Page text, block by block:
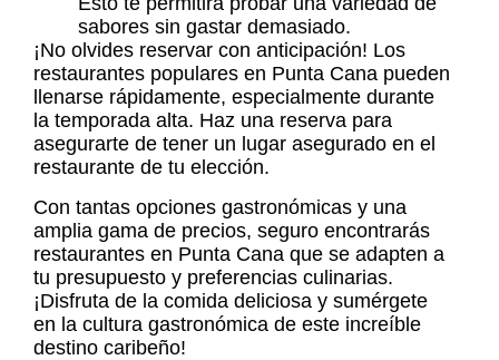
sabores sin gastar demasiado.
¡No olvides reservar con anticipación! Los
restaurantes populares en Punta Cana pueden
llenarse rápidamente, especialmente durante
la temporada alta. Haz una reserva para
asegurarte de tener un lugar asegurado en el
restaurante de tu elección.
Con tantas opciones gastronómicas y una
amplia gama de precios, seguro encontrarás
restaurantes en Punta Cana que se adapten a
tu presupuesto y preferencias culinarias.
¡Disfruta de la comida deliciosa y sumérgete
en la cultura gastronómica de este increíble
destino caribeño!